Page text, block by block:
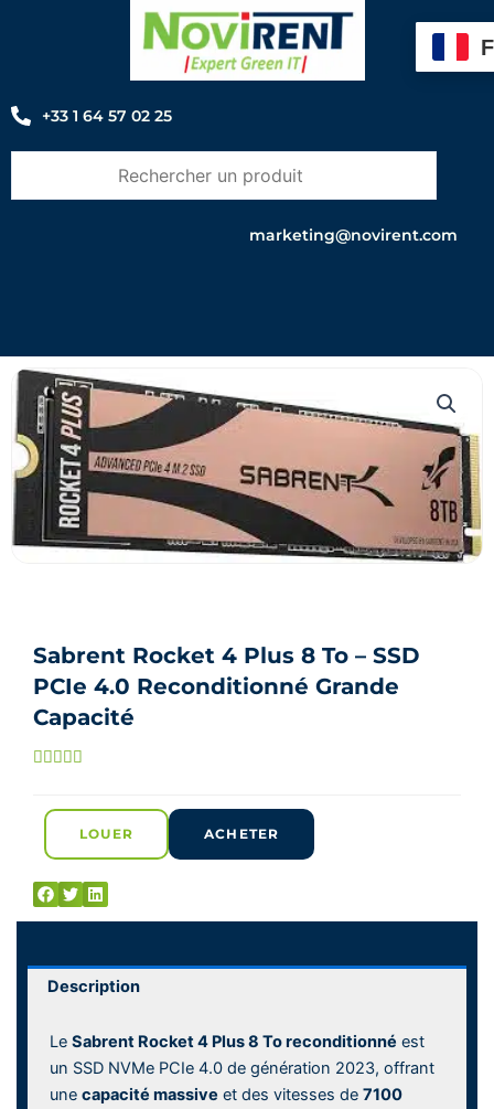
+33 1 64 57 02 25
marketing@novirent.com
Sabrent Rocket 4 Plus 8 To – SSD
PCIe 4.0 Reconditionné Grande
Capacité
    
sur
5
LOUER ACHETER
Description
Le Sabrent Rocket 4 Plus 8 To reconditionné est
un SSD NVMe PCIe 4.0 de génération 2023, offrant
une capacité massive et des vitesses de 7100